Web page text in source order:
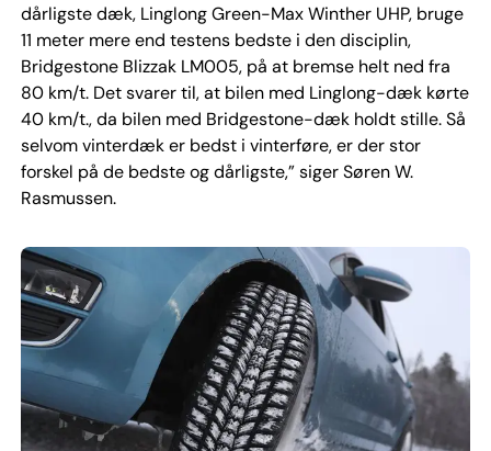
dårligste dæk, Linglong Green-Max Winther UHP, bruge
11 meter mere end testens bedste i den disciplin,
Bridgestone Blizzak LM005, på at bremse helt ned fra
80 km/t. Det svarer til, at bilen med Linglong-dæk kørte
40 km/t., da bilen med Bridgestone-dæk holdt stille. Så
selvom vinterdæk er bedst i vinterføre, er der stor
forskel på de bedste og dårligste,” siger Søren W.
Rasmussen.